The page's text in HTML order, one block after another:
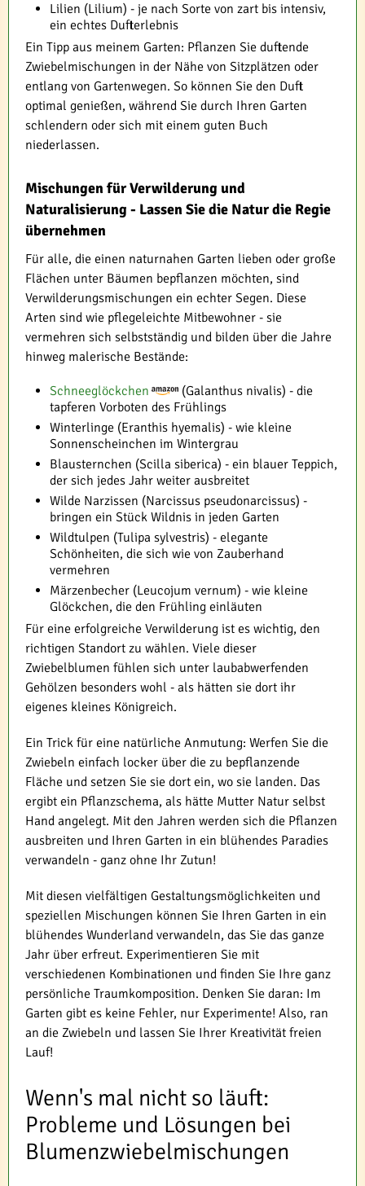
Lilien (Lilium) - je nach Sorte von zart bis intensiv,
ein echtes Dufterlebnis
Ein Tipp aus meinem Garten: Pflanzen Sie duftende
Zwiebelmischungen in der Nähe von Sitzplätzen oder
entlang von Gartenwegen. So können Sie den Duft
optimal genießen, während Sie durch Ihren Garten
schlendern oder sich mit einem guten Buch
niederlassen.
Mischungen für Verwilderung und
Naturalisierung - Lassen Sie die Natur die Regie
übernehmen
Für alle, die einen naturnahen Garten lieben oder große
Flächen unter Bäumen bepflanzen möchten, sind
Verwilderungsmischungen ein echter Segen. Diese
Arten sind wie pflegeleichte Mitbewohner - sie
vermehren sich selbstständig und bilden über die Jahre
hinweg malerische Bestände:
Schneeglöckchen
(Galanthus nivalis) - die
tapferen Vorboten des Frühlings
Winterlinge (Eranthis hyemalis) - wie kleine
Sonnenscheinchen im Wintergrau
Blausternchen (Scilla siberica) - ein blauer Teppich,
der sich jedes Jahr weiter ausbreitet
Wilde Narzissen (Narcissus pseudonarcissus) -
bringen ein Stück Wildnis in jeden Garten
Wildtulpen (Tulipa sylvestris) - elegante
Schönheiten, die sich wie von Zauberhand
vermehren
Märzenbecher (Leucojum vernum) - wie kleine
Glöckchen, die den Frühling einläuten
Für eine erfolgreiche Verwilderung ist es wichtig, den
richtigen Standort zu wählen. Viele dieser
Zwiebelblumen fühlen sich unter laubabwerfenden
Gehölzen besonders wohl - als hätten sie dort ihr
eigenes kleines Königreich.
Ein Trick für eine natürliche Anmutung: Werfen Sie die
Zwiebeln einfach locker über die zu bepflanzende
Fläche und setzen Sie sie dort ein, wo sie landen. Das
ergibt ein Pflanzschema, als hätte Mutter Natur selbst
Hand angelegt. Mit den Jahren werden sich die Pflanzen
ausbreiten und Ihren Garten in ein blühendes Paradies
verwandeln - ganz ohne Ihr Zutun!
Mit diesen vielfältigen Gestaltungsmöglichkeiten und
speziellen Mischungen können Sie Ihren Garten in ein
blühendes Wunderland verwandeln, das Sie das ganze
Jahr über erfreut. Experimentieren Sie mit
verschiedenen Kombinationen und finden Sie Ihre ganz
persönliche Traumkomposition. Denken Sie daran: Im
Garten gibt es keine Fehler, nur Experimente! Also, ran
an die Zwiebeln und lassen Sie Ihrer Kreativität freien
Lauf!
Wenn's mal nicht so läuft:
Probleme und Lösungen bei
Blumenzwiebelmischungen